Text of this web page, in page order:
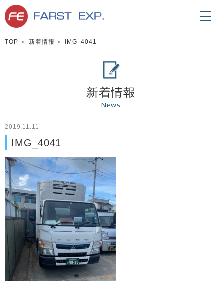
TOP 新着情報 IMG_4041
新着情報
News
2019.11.11
IMG_4041